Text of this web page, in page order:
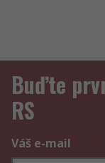
Buďte
RS
Váš e-mail